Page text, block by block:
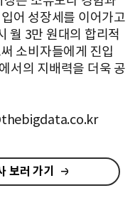
어 성장세를 이어가고
월 3만 원대의 합리적
소비자들에게 진입
서의 지배력을 더욱 공
보러 가기